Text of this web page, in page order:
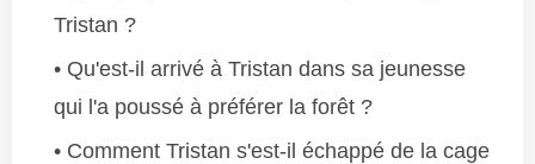
Tristan ?
Qu'est-il arrivé à Tristan dans sa jeunesse
qui l'a poussé à préférer la forêt ?
Comment Tristan s'est-il échappé de la cage